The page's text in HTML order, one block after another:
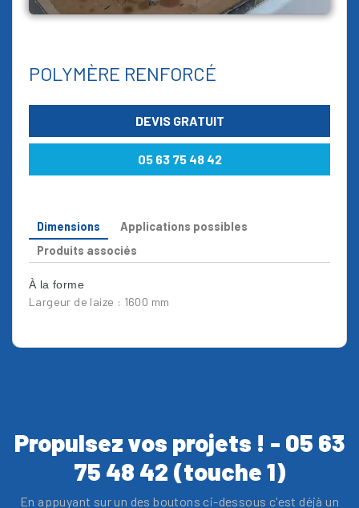
POLYMÈRE RENFORCÉ
DEVIS GRATUIT
05 63 75 48 42
Dimensions
Applications possibles
Produits associés
À la forme
Largeur de laize : 1600 mm
Propulsez vos projets ! - 05 63
75 48 42 (touche 1)
En appuyant sur un des boutons ci-dessous c'est déjà un